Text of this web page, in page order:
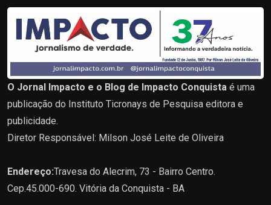
O Jornal Impacto e o Blog de Impacto Conquista é uma
publicação do Instituto Ticronays de Pesquisa editora e
publicidade.
Diretor Responsável: Milson José Leite de Oliveira
Endereço:Travesa do Alecrim, 73 - Bairro Centro.
Cep.45.000-690. Vitória da Conquista - BA